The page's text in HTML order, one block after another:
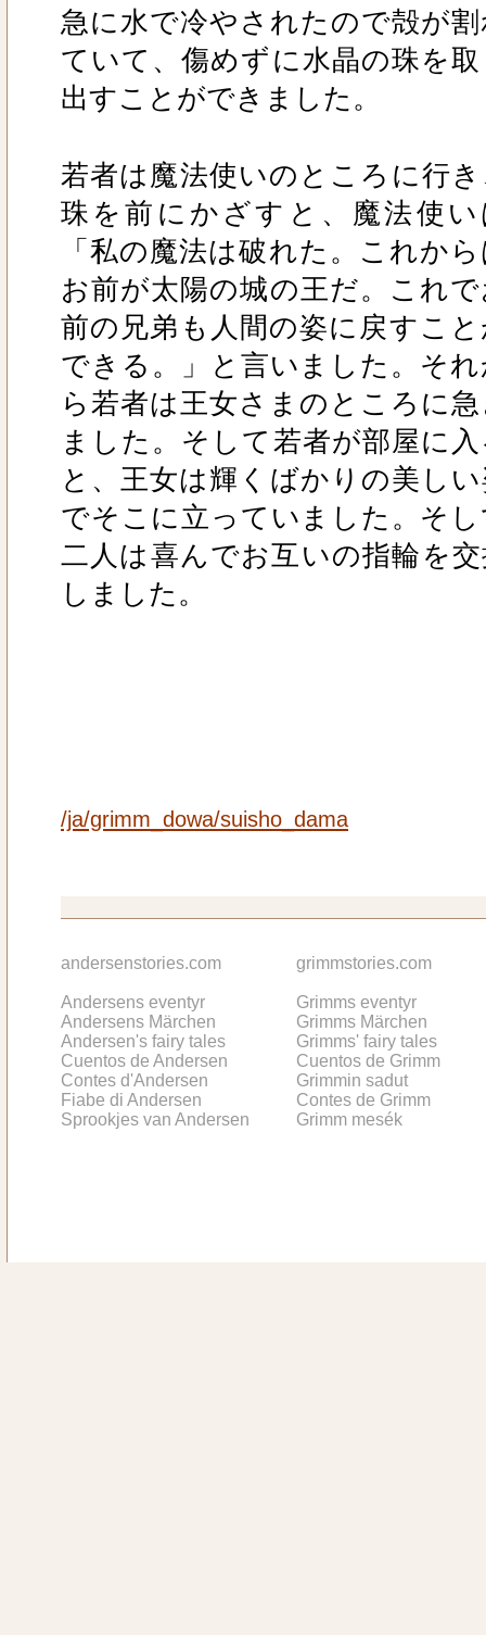
急に水で冷やされたので殻が割
ていて、傷めずに水晶の珠を取
出すことができました。
若者は魔法使いのところに行き
珠を前にかざすと、魔法使い
「私の魔法は破れた。これか
お前が太陽の城の王だ。これで
前の兄弟も人間の姿に戻すこと
できる。」と言いました。それ
ら若者は王女さまのところに急
ました。そして若者が部屋に
と、王女は輝くばかりの美しい
でそこに立っていました。そし
二人は喜んでお互いの指輪を交
しました。
/ja/grimm_dowa/suisho_dama
andersenstories.com
Andersens eventyr
Andersens Märchen
Andersen's fairy tales
Cuentos de Andersen
Contes d'Andersen
Fiabe di Andersen
Sprookjes van Andersen
grimmstories.com
Grimms eventyr
Grimms Märchen
Grimms' fairy tales
Cuentos de Grimm
Grimmin sadut
Contes de Grimm
Grimm mesék